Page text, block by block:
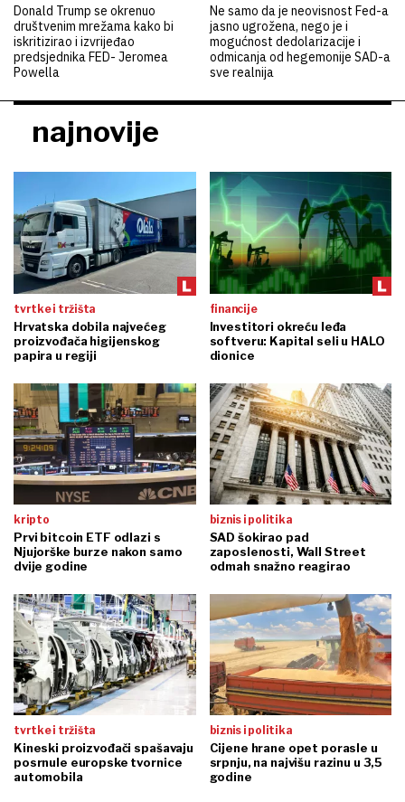
Donald Trump se okrenuo
društvenim mrežama kako bi
iskritizirao i izvrijeđao
predsjednika FED- Jeromea
Powella
Ne samo da je neovisnost Fed-a
jasno ugrožena, nego je i
mogućnost dedolarizacije i
odmicanja od hegemonije SAD-a
sve realnija
najnovije
tvrtke i tržišta
Hrvatska dobila najvećeg
proizvođača higijenskog
papira u regiji
financije
Investitori okreću leđa
softveru: Kapital seli u HALO
dionice
kripto
Prvi bitcoin ETF odlazi s
Njujorške burze nakon samo
dvije godine
biznis i politika
SAD šokirao pad
zaposlenosti, Wall Street
odmah snažno reagirao
tvrtke i tržišta
Kineski proizvođači spašavaju
posrnule europske tvornice
automobila
biznis i politika
Cijene hrane opet porasle u
srpnju, na najvišu razinu u 3,5
godine